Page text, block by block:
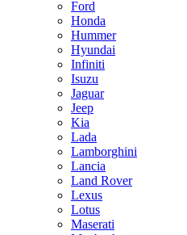
Ford
Honda
Hummer
Hyundai
Infiniti
Isuzu
Jaguar
Jeep
Kia
Lada
Lamborghini
Lancia
Land Rover
Lexus
Lotus
Maserati